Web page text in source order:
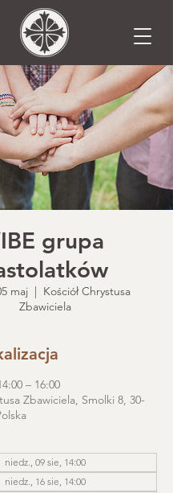
grupa
maj
  |
Kościół Chrystusa
Zbawiciela
– 16:00
Zbawiciela, Smolki 8, 30-
niedz., 09 sie, 14:00
niedz., 16 sie, 14:00